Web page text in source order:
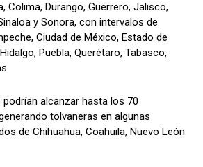
Colima, Durango, Guerrero, Jalisco,
y Sonora, con intervalos de
Ciudad de México, Estado de
Puebla, Querétaro, Tabasco,
alcanzar hasta los 70
tolvaneras en algunas
de Chihuahua, Coahuila, Nuevo León